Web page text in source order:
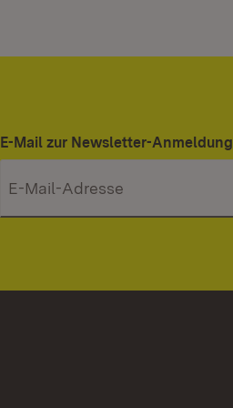
E-Mail zur Newsletter-Anmeldung